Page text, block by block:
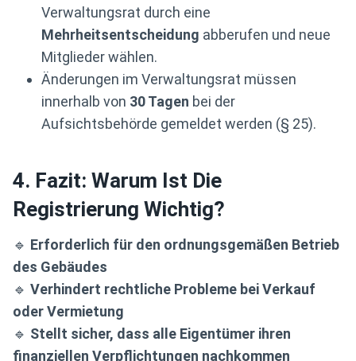
Verwaltungsrat durch eine
Mehrheitsentscheidung abberufen und neue
Mitglieder wählen.
Änderungen im Verwaltungsrat müssen
innerhalb von 30 Tagen bei der
Aufsichtsbehörde gemeldet werden (§ 25).
4. Fazit: Warum Ist Die
Registrierung Wichtig?
🔹 Erforderlich für den ordnungsgemäßen Betrieb
des Gebäudes
🔹 Verhindert rechtliche Probleme bei Verkauf
oder Vermietung
🔹 Stellt sicher, dass alle Eigentümer ihren
finanziellen Verpflichtungen nachkommen